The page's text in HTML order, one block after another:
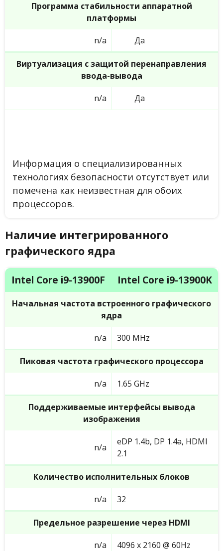
Программа стабильности аппаратной
платформы
n/a Да
Виртуализация с защитой перенаправления
ввода-вывода
n/a Да
Информация о специализированных
технологиях безопасности отсутствует или
помечена как неизвестная для обоих
процессоров.
Наличие интегрированного
графического ядра
Intel Core i9-13900F Intel Core i9-13900K
Начальная частота встроенного графического
ядра
n/a 300 MHz
Пиковая частота графического процессора
n/a 1.65 GHz
Поддерживаемые интерфейсы вывода
изображения
n/a
eDP 1.4b, DP 1.4a, HDMI
2.1
Количество исполнительных блоков
n/a 32
Предельное разрешение через HDMI
n/a 4096 x 2160 @ 60Hz